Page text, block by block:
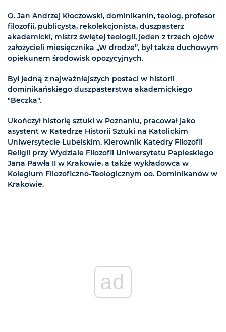
O. Jan Andrzej Kłoczowski, dominikanin, teolog, profesor
filozofii, publicysta, rekolekcjonista, duszpasterz
akademicki, mistrz świętej teologii, jeden z trzech ojców
założycieli miesięcznika „W drodze”, był także duchowym
opiekunem środowisk opozycyjnych.
Był jedną z najważniejszych postaci w historii
dominikańskiego duszpasterstwa akademickiego
"Beczka".
Ukończył historię sztuki w Poznaniu, pracował jako
asystent w Katedrze Historii Sztuki na Katolickim
Uniwersytecie Lubelskim. Kierownik Katedry Filozofii
Religii przy Wydziale Filozofii Uniwersytetu Papieskiego
Jana Pawła II w Krakowie, a także wykładowca w
Kolegium Filozoficzno-Teologicznym oo. Dominikanów w
Krakowie.
ad